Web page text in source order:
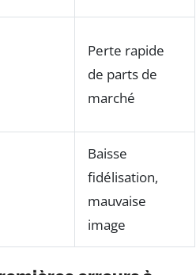
Perte rapide
de parts de
marché
Baisse
fidélisation,
mauvaise
image